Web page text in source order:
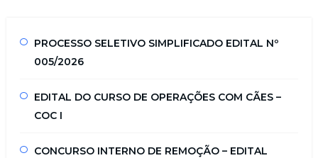
PROCESSO SELETIVO SIMPLIFICADO EDITAL Nº
005/2026
EDITAL DO CURSO DE OPERAÇÕES COM CÃES –
COC I
CONCURSO INTERNO DE REMOÇÃO – EDITAL